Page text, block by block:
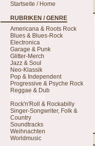
Startseite / Home
RUBRIKEN / GENRE
Americana & Roots Rock
Blues & Blues-Rock
Electronica
Garage & Punk
Glitter-Merch
Jazz & Soul
Neo-Klassik
Pop & Independent
Progressive & Psyche Rock
Reggae & Dub
Rock'n'Roll & Rockabilly
Singer-Songwriter, Folk &
Country
Soundtracks
Weihnachten
Worldmusic